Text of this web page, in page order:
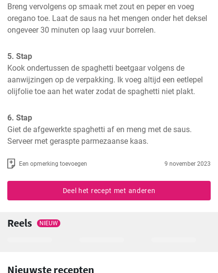
Breng vervolgens op smaak met zout en peper en voeg
oregano toe. Laat de saus na het mengen onder het deksel
ongeveer 30 minuten op laag vuur borrelen.
5. Stap
Kook ondertussen de spaghetti beetgaar volgens de
aanwijzingen op de verpakking. Ik voeg altijd een eetlepel
olijfolie toe aan het water zodat de spaghetti niet plakt.
6. Stap
Giet de afgewerkte spaghetti af en meng met de saus.
Serveer met geraspte parmezaanse kaas.
Een opmerking toevoegen 9 november 2023
Deel het recept met anderen
Reels NIEUW
Nieuwste recepten